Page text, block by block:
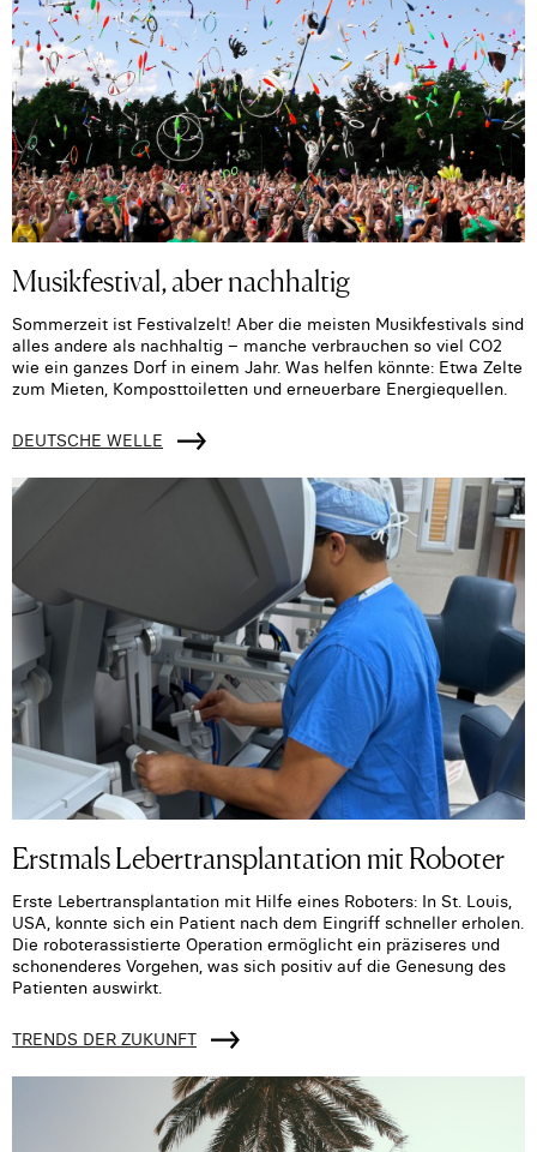
Musikfestival, aber nachhaltig
Sommerzeit ist Festivalzelt! Aber die meisten Musikfestivals sind
alles andere als nachhaltig – manche verbrauchen so viel CO2
wie ein ganzes Dorf in einem Jahr. Was helfen könnte: Etwa Zelte
zum Mieten, Komposttoiletten und erneuerbare Energiequellen.
DEUTSCHE WELLE
Erstmals Lebertransplantation mit Roboter
Erste Lebertransplantation mit Hilfe eines Roboters: In St. Louis,
USA, konnte sich ein Patient nach dem Eingriff schneller erholen.
Die roboterassistierte Operation ermöglicht ein präziseres und
schonenderes Vorgehen, was sich positiv auf die Genesung des
Patienten auswirkt.
TRENDS DER ZUKUNFT